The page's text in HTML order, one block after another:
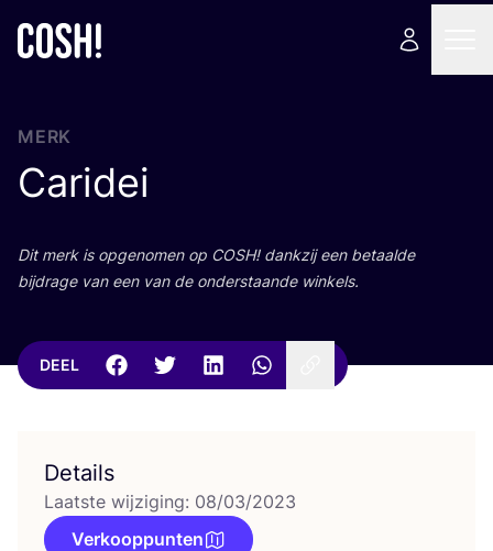
MERK
Caridei
Dit merk is opge­no­men op COSH! dank­zij een betaal­de
bij­dra­ge van een van de onder­staan­de winkels.
DEEL
Details
Laatste wijziging: 08/03/2023
Verkooppunten